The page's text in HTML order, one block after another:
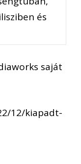
és
saját
12/kiapadt-